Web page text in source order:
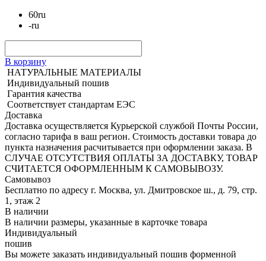
60ru
-ru
В корзину
НАТУРАЛЬНЫЕ МАТЕРИАЛЫ
Индивидуальный пошив
Гарантия качества
Соответствует стандартам ЕЭС
Доставка
Доставка осуществляется Курьерской службой Почты России,
согласно тарифа в ваш регион. Стоимость доставки товара до
пункта назначения расчитывается при оформлении заказа. В
СЛУЧАЕ ОТСУТСТВИЯ ОПЛАТЫ ЗА ДОСТАВКУ, ТОВАР
СЧИТАЕТСЯ ОФОРМЛЕННЫМ К САМОВЫВОЗУ.
Самовывоз
Бесплатно по адресу г. Москва, ул. Дмитровское ш., д. 79, стр.
1, этаж 2
В наличии
В наличии размеры, указанные в карточке товара
Индивидуальный
пошив
Вы можете заказать индивидуальный пошив форменной